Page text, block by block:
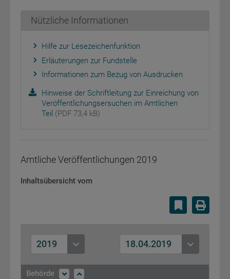
Nützliche Informationen
Hilfe zur Lesezeichenfunktion
Erläuterungen zur Fundstelle
Informationen zum Bezug von Ausdrucken
Hinweise der Schriftleitung zur Einreichung von
Veröffentlichungsersuchen im Amtlichen
Teil (PDF 73,4 kB)
Amtliche Veröffentlichungen 2019
Inhaltsübersicht vom
2019 18.04.2019
Behörde